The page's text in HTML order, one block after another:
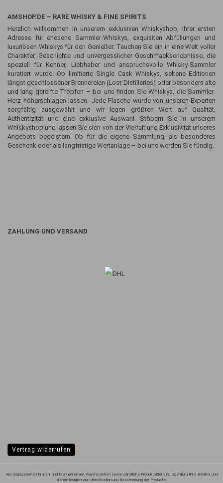
AMSHOP.DE – RARE WHISKY & FINE SPIRITS
Herzlich willkommen in unserem exklusiven Whiskyshop, Ihrer ersten
Adresse für erlesene Sammler-Whiskys, exquisiten Abfüllungen und
luxuriösen Whiskys für den Genießer. Tauchen Sie ein in eine Welt voller
Charakter, Geschichte und unvergesslicher Geschmackserlebnisse, die
speziell für Kenner, Liebhaber und anspruchsvolle Whisky-Sammler
kuratiert wurde. Ob limitierte Single Cask Whiskys, seltene Editionen
längst geschlossener Brennereien (Lost Distilleries) oder besonders alte
und lang gereifte Tropfen – bei uns finden Sie Whiskys, die Sammler-
Herz höherschlagen lassen. Jede Flasche wurde von unseren Experten
sorgfältig ausgewählt und wir legen größten Wert auf Qualität,
Authentizität und eine exklusive Auswahl. Stöbern Sie in unserem
Whiskyshop und lassen Sie sich von der Vielfalt und Exklusivität unseres
Angebots begeistern. Ob für die eigene Sammlung, als besonderes
Geschenk oder als langfristige Wertanlage – bei uns werden Sie fündig.
ZAHLUNG UND VERSAND
Vertrag widerrufen
Alle angegebenen Firmen- und Markennamen, Warenzeichen sowie sämtliche Produktbilder sind Eigentum Ihrer Inhaber und
dienen lediglich zur Identifikation und Beschreibung der Produkte.